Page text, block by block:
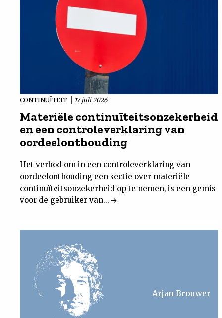
CONTINUÏTEIT 17 juli 2026
Materiële continuïteitsonzekerheid
en een controleverklaring van
oordeelonthouding
Het verbod om in een controleverklaring van
oordeelonthouding een sectie over materiële
continuïteitsonzekerheid op te nemen, is een gemis
voor de gebruiker van...
Arjan Brouwer